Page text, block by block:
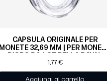
CAPSULA ORIGINALE PER
MONETE 32,69 MM | PER MONETE
D’ORO DA 1 OZ DELLA ROYAL
MINT
1,77 €
Aggiungi al carrello